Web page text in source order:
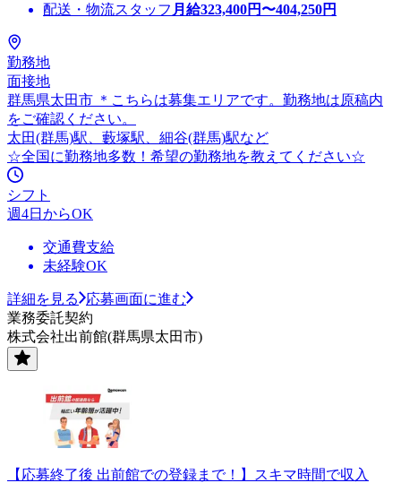
配送・物流スタッフ 月給323,400円〜404,250円
勤務地
面接地
群馬県太田市 ＊こちらは募集エリアです。勤務地は原稿内
をご確認ください。
太田(群馬)駅、藪塚駅、細谷(群馬)駅など
☆全国に勤務地多数！希望の勤務地を教えてください☆
シフト
週4日からOK
交通費支給
未経験OK
詳細を見る
応募画面に進む
業務委託契約
株式会社出前館(群馬県太田市)
【応募終了後 出前館での登録まで！】スキマ時間で収入